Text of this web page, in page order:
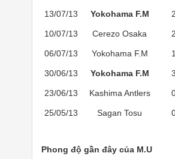
13/07/13 Yokohama F.M
10/07/13 Cerezo Osaka
06/07/13 Yokohama F.M
30/06/13 Yokohama F.M
23/06/13 Kashima Antlers
25/05/13 Sagan Tosu
Phong độ gần đây của M.U